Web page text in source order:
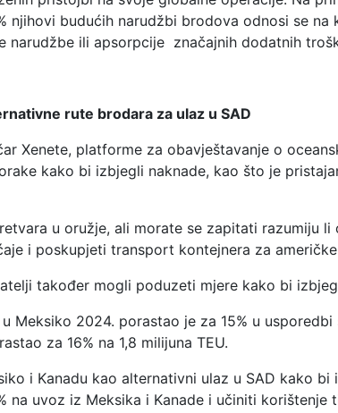
njihovi budućih narudžbi brodova odnosi se
narudžbe ili apsorpcije značajnih dodatnih
rute brodara za ulaz u SAD
Xenete, platforme za obavještavanje o
kako bi izbjegli naknade, kao što je
u oružje, ali morate se zapitati razumiju
i poskupjeti transport kontejnera za američke
također mogli poduzeti mjere kako bi
Meksiko 2024. porastao je za 15% u
za 16% na 1,8 milijuna TEU.
i Kanadu kao alternativni ulaz u SAD kako
na uvoz iz Meksika i Kanade i učiniti